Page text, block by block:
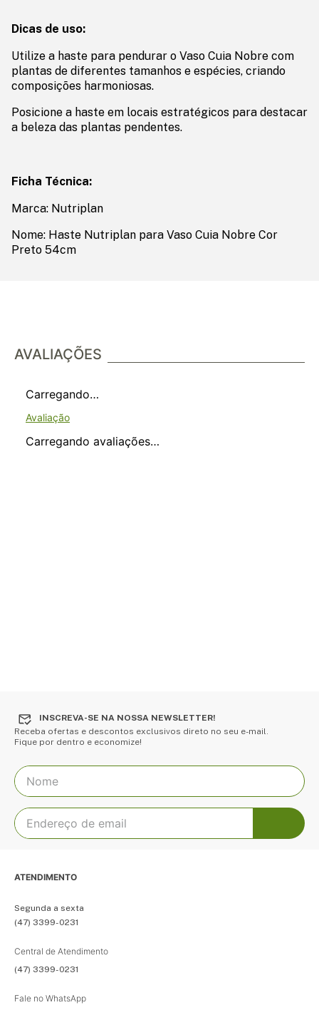
Dicas de uso:
Utilize a haste para pendurar o Vaso Cuia Nobre com
plantas de diferentes tamanhos e espécies, criando
composições harmoniosas.
Posicione a haste em locais estratégicos para destacar
a beleza das plantas pendentes.
Ficha Técnica:
Marca: Nutriplan
Nome: Haste Nutriplan para Vaso Cuia Nobre Cor
Preto 54cm
AVALIAÇÕES
Carregando…
Carregando avaliações…
INSCREVA-SE NA NOSSA NEWSLETTER!
Receba ofertas e descontos exclusivos direto no seu e-mail.
Fique por dentro e economize!
ATENDIMENTO
Segunda a sexta
(47) 3399-0231
Central de Atendimento
(47) 3399-0231
Fale no WhatsApp